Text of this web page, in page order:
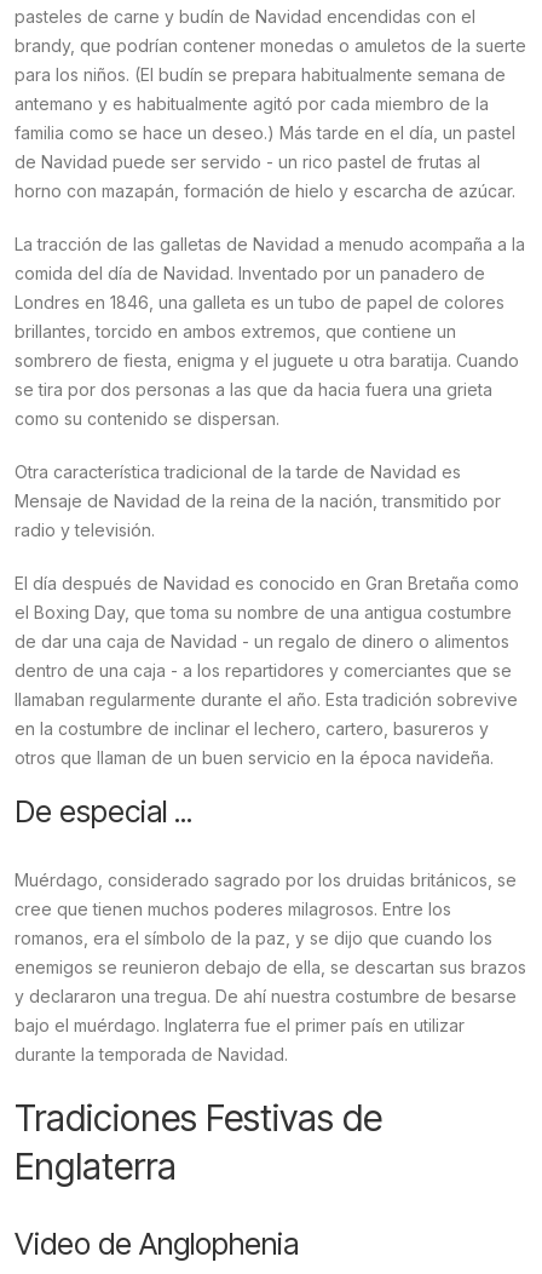
pasteles de carne y budín de Navidad encendidas con el
brandy, que podrían contener monedas o amuletos de la suerte
para los niños. (El budín se prepara habitualmente semana de
antemano y es habitualmente agitó por cada miembro de la
familia como se hace un deseo.) Más tarde en el día, un pastel
de Navidad puede ser servido - un rico pastel de frutas al
horno con mazapán, formación de hielo y escarcha de azúcar.
La tracción de las galletas de Navidad a menudo acompaña a la
comida del día de Navidad. Inventado por un panadero de
Londres en 1846, una galleta es un tubo de papel de colores
brillantes, torcido en ambos extremos, que contiene un
sombrero de fiesta, enigma y el juguete u otra baratija. Cuando
se tira por dos personas a las que da hacia fuera una grieta
como su contenido se dispersan.
Otra característica tradicional de la tarde de Navidad es
Mensaje de Navidad de la reina de la nación, transmitido por
radio y televisión.
El día después de Navidad es conocido en Gran Bretaña como
el Boxing Day, que toma su nombre de una antigua costumbre
de dar una caja de Navidad - un regalo de dinero o alimentos
dentro de una caja - a los repartidores y comerciantes que se
llamaban regularmente durante el año. Esta tradición sobrevive
en la costumbre de inclinar el lechero, cartero, basureros y
otros que llaman de un buen servicio en la época navideña.
De especial ...
Muérdago, considerado sagrado por los druidas británicos, se
cree que tienen muchos poderes milagrosos. Entre los
romanos, era el símbolo de la paz, y se dijo que cuando los
enemigos se reunieron debajo de ella, se descartan sus brazos
y declararon una tregua. De ahí nuestra costumbre de besarse
bajo el muérdago. Inglaterra fue el primer país en utilizar
durante la temporada de Navidad.
Tradiciones Festivas de
Englaterra
Video de Anglophenia